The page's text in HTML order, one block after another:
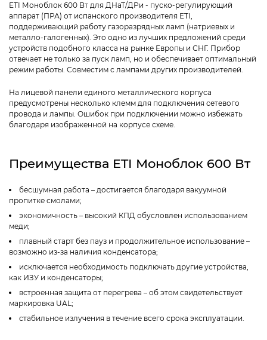
ETI Моноблок 600 Вт для ДНаТ/ДРи - пуско-регулирующий
аппарат (ПРА) от испанского производителя ETI,
поддерживающий работу газоразрядных ламп (натриевых и
металло-галогенных). Это одно из лучших предложений среди
устройств подобного класса на рынке Европы и СНГ. Прибор
отвечает не только за пуск ламп, но и обеспечивает оптимальный
режим работы. Совместим с лампами других производителей.
На лицевой панели единого металлического корпуса
предусмотрены несколько клемм для подключения сетевого
провода и лампы. Ошибок при подключении можно избежать
благодаря изображенной на корпусе схеме.
Преимущества ETI Моноблок 600 Вт
бесшумная работа – достигается благодаря вакуумной
пропитке смолами;
экономичность – высокий КПД обусловлен использованием
меди;
плавный старт без пауз и продолжительное использование –
возможно из-за наличия конденсатора;
исключается необходимость подключать другие устройства,
как ИЗУ и конденсаторы;
встроенная защита от перегрева – об этом свидетельствует
маркировка UAL;
стабильное излучения в течение всего срока эксплуатации.